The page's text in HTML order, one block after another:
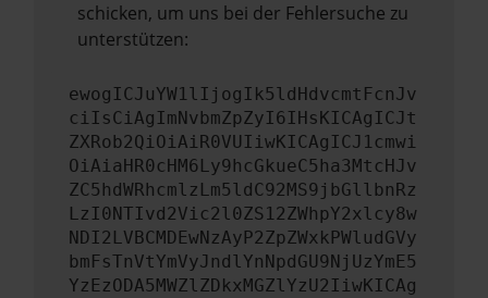
schicken, um uns bei der Fehlersuche zu
unterstützen:
ewogICJuYW1lIjogIk5ldHdvcmtFcnJv
ciIsCiAgImNvbmZpZyI6IHsKICAgICJt
ZXRob2QiOiAiR0VUIiwKICAgICJ1cmwi
OiAiaHR0cHM6Ly9hcGkueC5ha3MtcHJv
ZC5hdWRhcmlzLm5ldC92MS9jbGllbnRz
LzI0NTIvd2Vic2l0ZS12ZWhpY2xlcy8w
NDI2LVBCMDEwNzAyP2ZpZWxkPWludGVy
bmFsTnVtYmVyJndlYnNpdGU9NjUzYmE5
YzEzODA5MWZlZDkxMGZlYzU2IiwKICAg